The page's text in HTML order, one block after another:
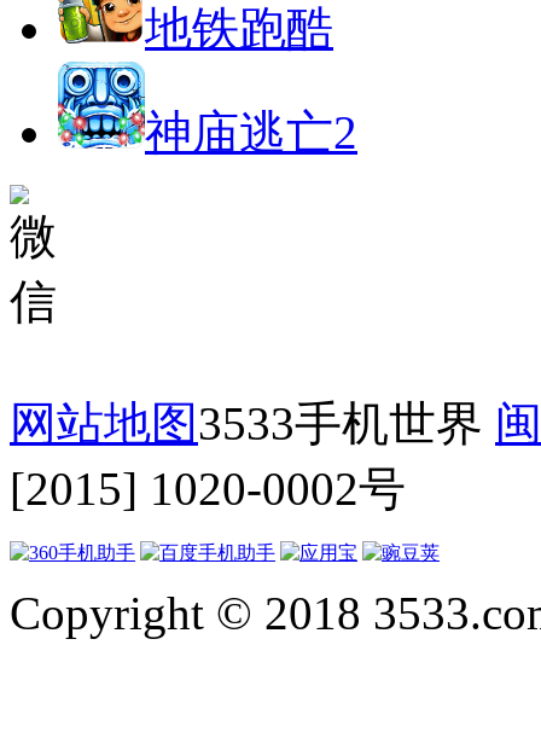
地铁跑酷
神庙逃亡2
网站地图3533手机世界
[2015] 1020-0002号
Copyright © 2018